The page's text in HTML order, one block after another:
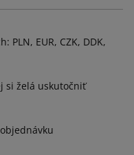
PLN, EUR, CZK, DDK,
si želá uskutočniť